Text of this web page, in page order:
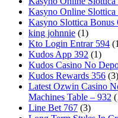
Kasyno Online Slottica
Kasyno Slottica Bonus
king johnnie (1)
Kto Login Entrar 594
Kudos App 392 (1)
Kudos Casino No
Kudos Rewards 356 (3)
Latest Ozwin Casino
Machines Table – 932
Line Bet 767 (3)